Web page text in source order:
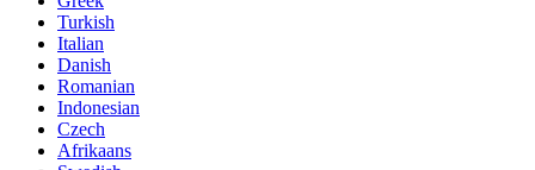
Turkish
Italian
Danish
Romanian
Indonesian
Czech
Afrikaans